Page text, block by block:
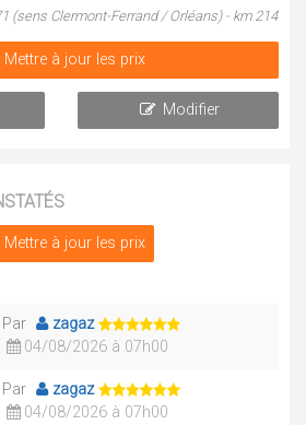
(sens Clermont-Ferrand / Orléans) - km 214
Mettre à jour les prix
Modifier
Mettre à jour les prix
Par
zagaz
04/08/2026 à 07h00
Par
zagaz
04/08/2026 à 07h00